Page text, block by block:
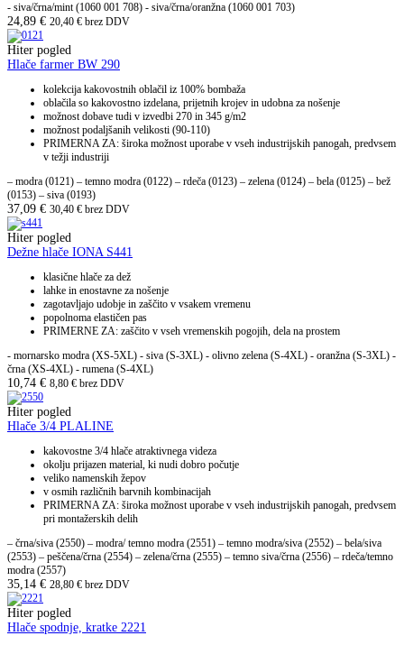
- siva/črna/mint (1060 001 708) - siva/črna/oranžna (1060 001 703)
24,89 € 20,40 € brez DDV
Hiter pogled
Hlače farmer BW 290
kolekcija kakovostnih oblačil iz 100% bombaža
oblačila so kakovostno izdelana, prijetnih krojev in udobna za nošenje
možnost dobave tudi v izvedbi 270 in 345 g/m2
možnost podaljšanih velikosti (90-110)
PRIMERNA ZA: široka možnost uporabe v vseh industrijskih panogah, predvsem
v težji industriji
– modra (0121) – temno modra (0122) – rdeča (0123) – zelena (0124) – bela (0125) – bež
(0153) – siva (0193)
37,09 € 30,40 € brez DDV
Hiter pogled
Dežne hlače IONA S441
klasične hlače za dež
lahke in enostavne za nošenje
zagotavljajo udobje in zaščito v vsakem vremenu
popolnoma elastičen pas
PRIMERNE ZA: zaščito v vseh vremenskih pogojih, dela na prostem
- mornarsko modra (XS-5XL) - siva (S-3XL) - olivno zelena (S-4XL) - oranžna (S-3XL) -
črna (XS-4XL) - rumena (S-4XL)
10,74 € 8,80 € brez DDV
Hiter pogled
Hlače 3/4 PLALINE
kakovostne 3/4 hlače atraktivnega videza
okolju prijazen material, ki nudi dobro počutje
veliko namenskih žepov
v osmih različnih barvnih kombinacijah
PRIMERNA ZA: široka možnost uporabe v vseh industrijskih panogah, predvsem
pri montažerskih delih
– črna/siva (2550) – modra/ temno modra (2551) – temno modra/siva (2552) – bela/siva
(2553) – peščena/črna (2554) – zelena/črna (2555) – temno siva/črna (2556) – rdeča/temno
modra (2557)
35,14 € 28,80 € brez DDV
Hiter pogled
Hlače spodnje, kratke 2221